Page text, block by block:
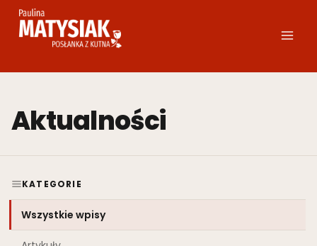
Przejdź
Aktualności
KATEGORIE
Wszystkie wpisy